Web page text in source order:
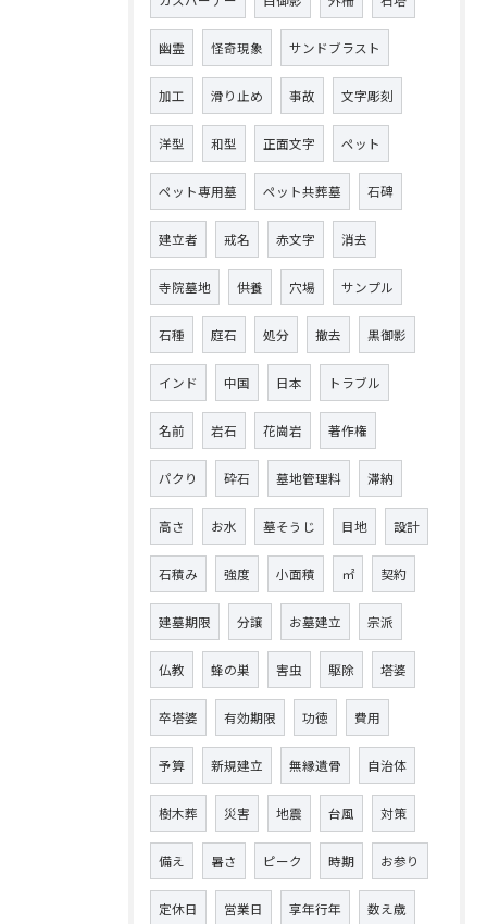
幽霊 怪奇現象 サンドブラスト
加工 滑り止め 事故 文字彫刻
洋型 和型 正面文字 ペット
ペット専用墓 ペット共葬墓 石碑
建立者 戒名 赤文字 消去
寺院墓地 供養 穴場 サンプル
石種 庭石 処分 撤去 黒御影
インド 中国 日本 トラブル
名前 岩石 花崗岩 著作権
パクり 砕石 墓地管理料 滞納
高さ お水 墓そうじ 目地 設計
石積み 強度 小面積 ㎡ 契約
建墓期限 分譲 お墓建立 宗派
仏教 蜂の巣 害虫 駆除 塔婆
卒塔婆 有効期限 功徳 費用
予算 新規建立 無縁遺骨 自治体
樹木葬 災害 地震 台風 対策
備え 暑さ ピーク 時期 お参り
定休日 営業日 享年行年 数え歳